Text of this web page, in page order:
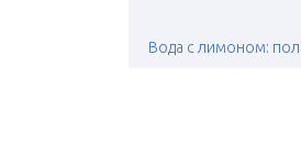
Вода с лимоном: